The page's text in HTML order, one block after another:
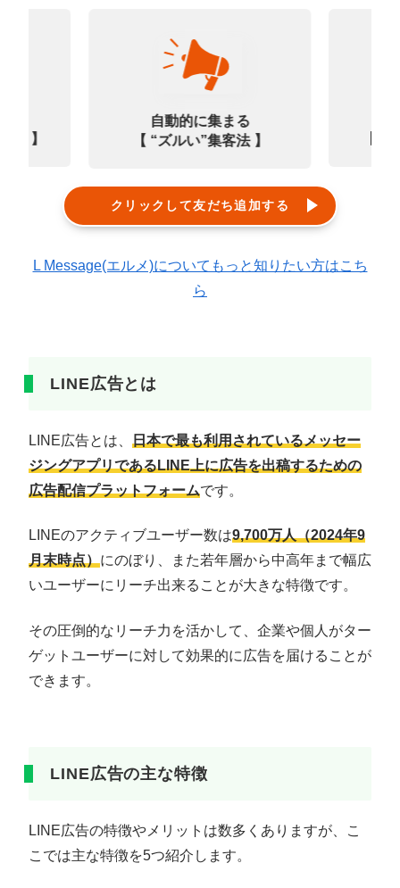
選 】
自動的に集まる
【 “ズルい”集客法 】
クリックして友だち追加する
L Message(エルメ)についてもっと知りたい方はこち
ら
LINE広告とは
LINE広告とは、 日本で最も利用されているメッセー
ジングアプリであるLINE上に広告を出稿するための
広告配信プラットフォームです。
LINEのアクティブユーザー数は9,700万人（2024年9
月末時点）にのぼり、また若年層から中高年まで幅広
いユーザーにリーチ出来ることが大きな特徴です。
その圧倒的なリーチ力を活かして、企業や個人がター
ゲットユーザーに対して効果的に広告を届けることが
できます。
LINE広告の主な特徴
LINE広告の特徴やメリットは数多くありますが、こ
こでは主な特徴を5つ紹介します。